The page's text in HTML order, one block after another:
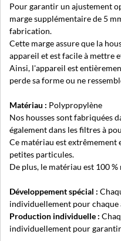
Pour garantir un ajustement
marge supplémentaire de 5
fabrication.
Cette marge assure que la
appareil et est facile à mettre
Ainsi, l'appareil est
perde sa forme ou ne
Matériau : Polypropylène
Nos housses sont fabriquées
également dans les filtres à
Ce matériau est extrêmement
petites particules.
De plus, le matériau est 100
Développement spécial :
individuellement pour chaque
Production individuelle :
individuellement pour